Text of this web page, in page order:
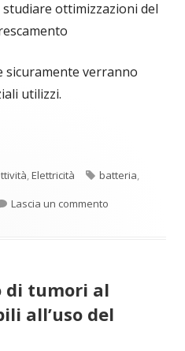
ottimizzazioni del
sicuramente verranno
utilizzi.
,Elettricità Tag
batteria,
Lascia un commento
di tumori al
all’uso del